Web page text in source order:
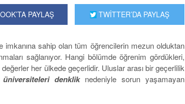
PAYLAŞ TWİTTER’DA PAYLAŞ
sahip olan tüm öğrencilerin mezun olduktan
sağlanıyor. Hangi bölümde öğrenim gördükleri,
her ülkede geçerlidir. Uluslar arası bir geçerlilik
üniversiteleri denkliknedeniyle sorun yaşamayan